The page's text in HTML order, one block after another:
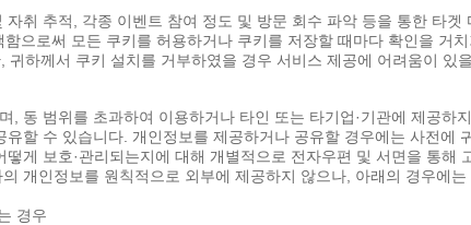
취 추적, 각종 이벤트 참여 정도 및 방문 회수 파악 등을 통한 타겟
로써 모든 쿠키를 허용하거나 쿠키를 저장할 때마다 확인을 거
하께서 쿠키 설치를 거부하였을 경우 서비스 제공에 어려움이 있
동 범위를 초과하여 이용하거나 타인 또는 타기업·기관에 제공하
할 수 있습니다. 개인정보를 제공하거나 공유할 경우에는 사전에
보호·관리되는지에 대해 개별적으로 전자우편 및 서면을 통해
개인정보를 원칙적으로 외부에 제공하지 않으나, 아래의 경우에는
경우